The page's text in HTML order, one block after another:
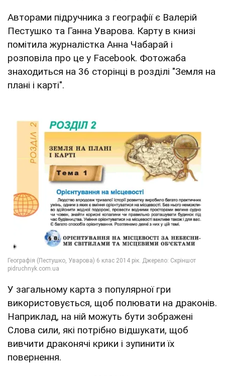
Авторами підручника з географії є Валерій
Пестушко та Ганна Уварова. Карту в книзі
помітила журналістка Анна Чабарай і
розповіла про це у Facebook. Фотожаба
знаходиться на 36 сторінці в розділі "Земля на
плані і карті".
У загальному карта з популярної гри
використовується, щоб полювати на драконів.
Наприклад, на ній можуть бути зображені
Слова сили, які потрібно відшукати, щоб
вивчити драконячі крики і зупинити їх
повернення.